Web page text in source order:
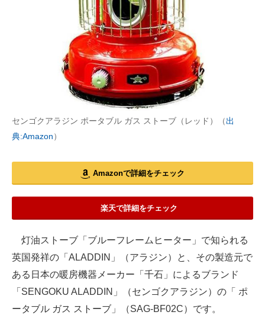
センゴクアラジン ポータブル ガス ストーブ（レッド）（出
典:Amazon）
Amazonで詳細をチェック
楽天で詳細をチェック
灯油ストーブ「ブルーフレームヒーター」で知られる
英国発祥の「ALADDIN」（アラジン）と、その製造元で
ある日本の暖房機器メーカー「千石」によるブランド
「SENGOKU ALADDIN」（センゴクアラジン）の「 ポ
ータブル ガス ストーブ」（SAG-BF02C）です。